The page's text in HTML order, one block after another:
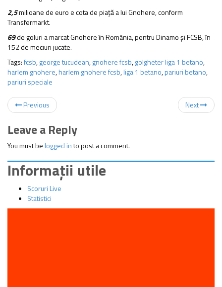
2,5milioane de euro e cota de piață a lui Gnohere, conform
Transfermarkt.
69de goluri a marcat Gnohere în România, pentru Dinamo și FCSB, în
152 de meciuri jucate.
Tags:fcsb,george tucudean,gnohere fcsb,golgheter liga 1 betano,
harlem gnohere,harlem gnohere fcsb,liga 1 betano,pariuri betano,
pariuri speciale
Previous Next
Leave a Reply
You must belogged into post a comment.
Informații utile
Scoruri Live
Statistici